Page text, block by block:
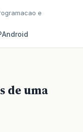
e
Android
de uma